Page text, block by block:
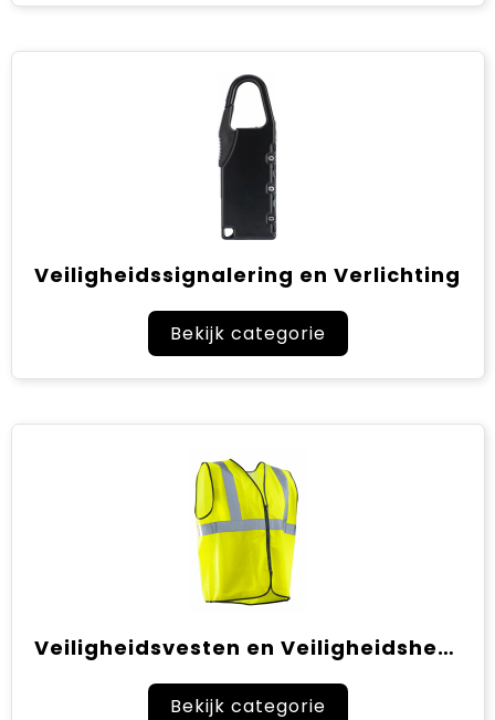
Veiligheidssignalering en Verlichting
Bekijk categorie
Veiligheidsvesten en Veiligheidshesjes
Bekijk categorie